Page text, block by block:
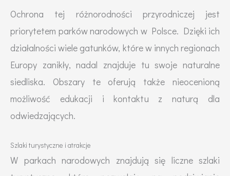
Ochrona tej różnorodności przyrodniczej jest
priorytetem parków narodowych w Polsce. Dzięki ich
działalności wiele gatunków, które w innych regionach
Europy zanikły, nadal znajduje tu swoje naturalne
siedliska. Obszary te oferują także nieocenioną
możliwość edukacji i kontaktu z naturą dla
odwiedzających.
Szlaki turystyczne i atrakcje
W parkach narodowych znajdują się liczne szlaki